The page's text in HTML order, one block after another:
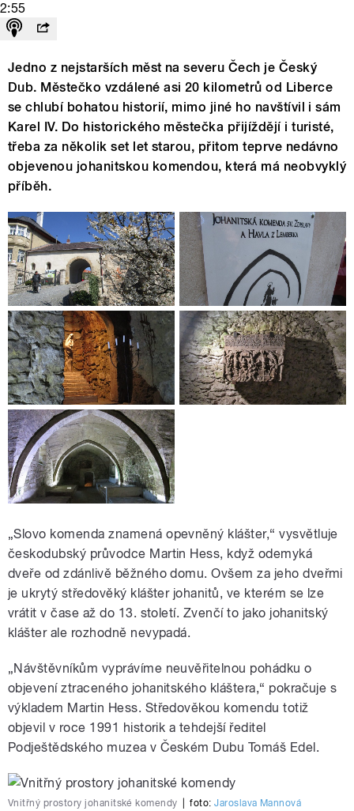
2:55
Jedno z nejstarších měst na severu Čech je Český
Dub. Městečko vzdálené asi 20 kilometrů od Liberce
se chlubí bohatou historií, mimo jiné ho navštívil i sám
Karel IV. Do historického městečka přijíždějí i turisté,
třeba za několik set let starou, přitom teprve nedávno
objevenou johanitskou komendou, která má neobvyklý
příběh.
„Slovo komenda znamená opevněný klášter,“ vysvětluje
českodubský průvodce Martin Hess, když odemyká
dveře od zdánlivě běžného domu. Ovšem za jeho dveřmi
je ukrytý středověký klášter johanitů, ve kterém se lze
vrátit v čase až do 13. století. Zvenčí to jako johanitský
klášter ale rozhodně nevypadá.
„Návštěvníkům vyprávíme neuvěřitelnou pohádku o
objevení ztraceného johanitského kláštera,“ pokračuje s
výkladem Martin Hess. Středověkou komendu totiž
objevil v roce 1991 historik a tehdejší ředitel
Podještědského muzea v Českém Dubu Tomáš Edel.
Vnitřný prostory johanitské komendy foto:Jaroslava Mannová